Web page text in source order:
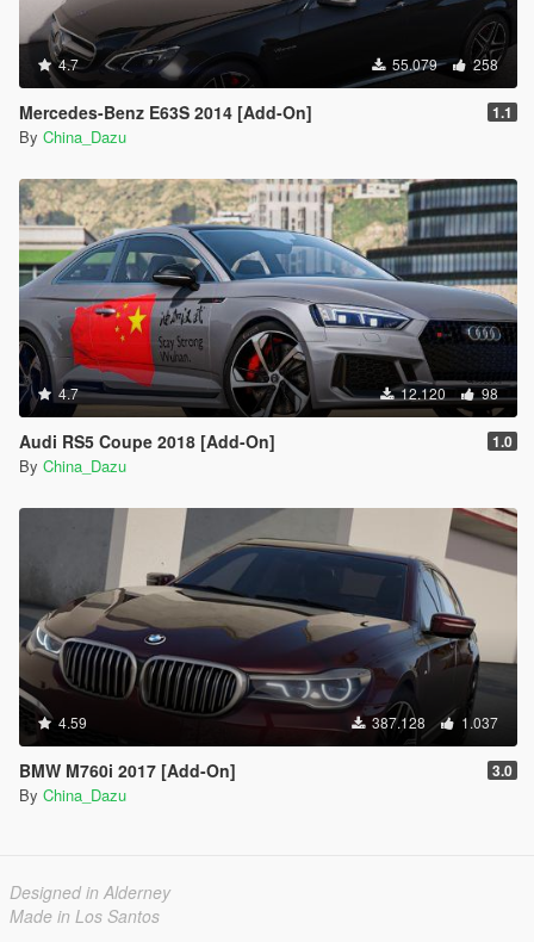
4.7 55.079 258
Mercedes-Benz E63S 2014 [Add-On] 1.1
By China_Dazu
4.7 12.120 98
Audi RS5 Coupe 2018 [Add-On] 1.0
By China_Dazu
4.59 387.128 1.037
BMW M760i 2017 [Add-On] 3.0
By China_Dazu
Designed in Alderney
Made in Los Santos